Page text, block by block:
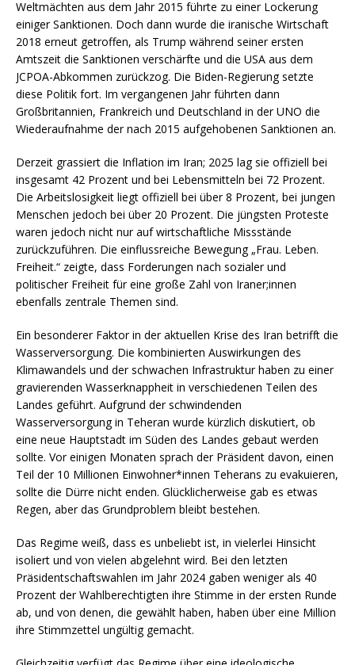
Weltmächten aus dem Jahr 2015 führte zu einer Lockerung
einiger Sanktionen. Doch dann wurde die iranische Wirtschaft
2018 erneut getroffen, als Trump während seiner ersten
Amtszeit die Sanktionen verschärfte und die USA aus dem
JCPOA-Abkommen zurückzog. Die Biden-Regierung setzte
diese Politik fort. Im vergangenen Jahr führten dann
Großbritannien, Frankreich und Deutschland in der UNO die
Wiederaufnahme der nach 2015 aufgehobenen Sanktionen an.
Derzeit grassiert die Inflation im Iran; 2025 lag sie offiziell bei
insgesamt 42 Prozent und bei Lebensmitteln bei 72 Prozent.
Die Arbeitslosigkeit liegt offiziell bei über 8 Prozent, bei jungen
Menschen jedoch bei über 20 Prozent. Die jüngsten Proteste
waren jedoch nicht nur auf wirtschaftliche Missstände
zurückzuführen. Die einflussreiche Bewegung „Frau. Leben.
Freiheit.“ zeigte, dass Forderungen nach sozialer und
politischer Freiheit für eine große Zahl von Iraner;innen
ebenfalls zentrale Themen sind.
Ein besonderer Faktor in der aktuellen Krise des Iran betrifft die
Wasserversorgung. Die kombinierten Auswirkungen des
Klimawandels und der schwachen Infrastruktur haben zu einer
gravierenden Wasserknappheit in verschiedenen Teilen des
Landes geführt. Aufgrund der schwindenden
Wasserversorgung in Teheran wurde kürzlich diskutiert, ob
eine neue Hauptstadt im Süden des Landes gebaut werden
sollte. Vor einigen Monaten sprach der Präsident davon, einen
Teil der 10 Millionen Einwohner*innen Teherans zu evakuieren,
sollte die Dürre nicht enden. Glücklicherweise gab es etwas
Regen, aber das Grundproblem bleibt bestehen.
Das Regime weiß, dass es unbeliebt ist, in vielerlei Hinsicht
isoliert und von vielen abgelehnt wird. Bei den letzten
Präsidentschaftswahlen im Jahr 2024 gaben weniger als 40
Prozent der Wahlberechtigten ihre Stimme in der ersten Runde
ab, und von denen, die gewählt haben, haben über eine Million
ihre Stimmzettel ungültig gemacht.